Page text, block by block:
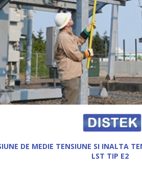
DE MEDIE TENSIUNE SI INALTA
LST TIP E2